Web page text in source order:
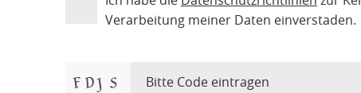
Verarbeitung meiner Daten einverstaden.